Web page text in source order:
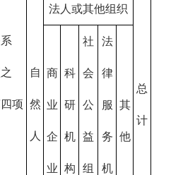
项
自
然
人
法人或其他组织
总
计
商
业
企
业
科
研
机
构
社
会
公
益
组
法
律
服
务
机
其
他